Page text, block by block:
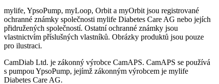
mylife, YpsoPump, myLoop, Orbit a myOrbit jsou registrované
ochranné známky společnosti mylife Diabetes Care AG nebo jejích
přidružených společností. Ostatní ochranné známky jsou
vlastnictvím příslušných vlastníků. Obrázky produktů jsou pouze
pro ilustraci.
CamDiab Ltd. je zákonný výrobce CamAPS. CamAPS se používá
s pumpou YpsoPump, jejímž zákonným výrobcem je mylife
Diabetes Care AG.